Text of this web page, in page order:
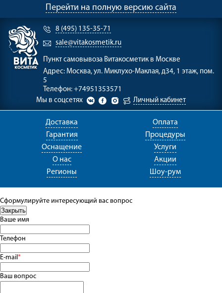
Перейти на полную версию сайта
8 (495) 135-35-71
sale@vitakosmetik.ru
Пункт самовывоза Витакосметик в Москве
Адрес: Москва, ул. Миклухо-Маклая, д34, 1 этаж, пом.
5
Телефон: +74951353571
Мы в соцсетях
Личный кабинет
Доставка
Оплата
Гарантия
Процедуры
Оснащение
Услуги
О нас
Акции
Регионы
Шоу-рум
Сформулируйте интересующий вас вопрос
Ваше имя
Телефон
E-mail*
Ваш вопрос